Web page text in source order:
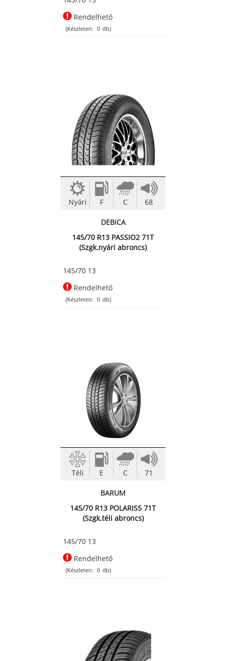
Rendelhető
(Készleten: 0 db)
Nyári F C 68
DEBICA
145/70 R13 PASSIO2 71T
(Szgk.nyári abroncs)
145/70 13
Rendelhető
(Készleten: 0 db)
Téli E C 71
BARUM
145/70 R13 POLARIS5 71T
(Szgk.téli abroncs)
145/70 13
Rendelhető
(Készleten: 0 db)